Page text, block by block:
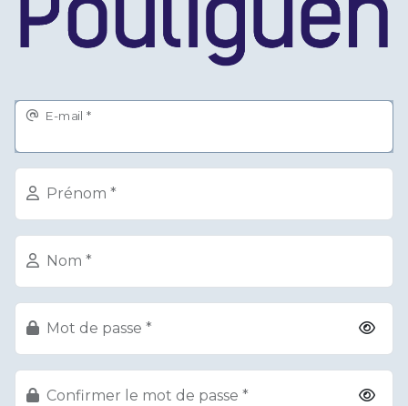
E-mail
Prénom
Nom
Mot de passe
Confirmer le mot de passe